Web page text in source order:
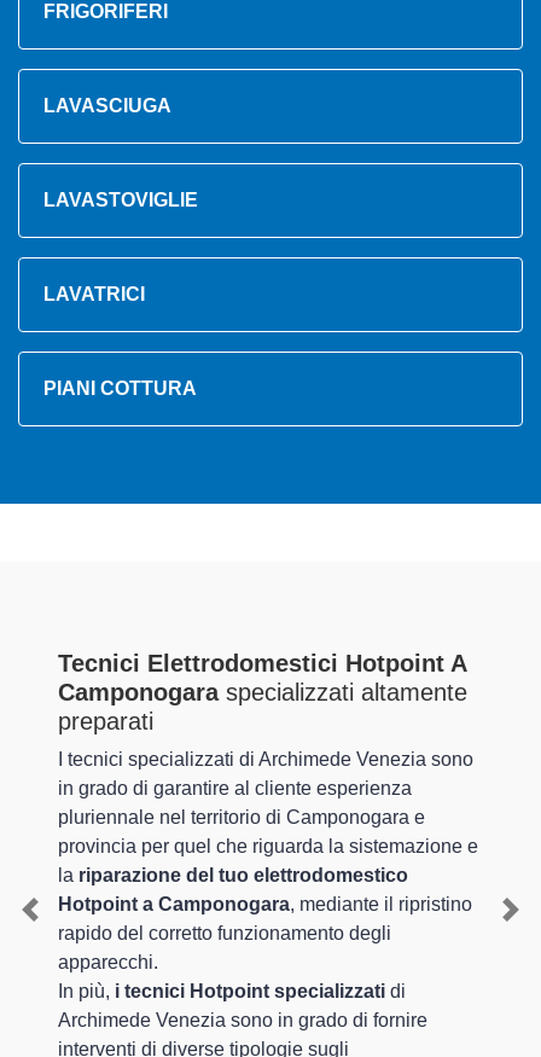
FRIGORIFERI
LAVASCIUGA
LAVASTOVIGLIE
LAVATRICI
PIANI COTTURA
Tecnici Elettrodomestici Hotpoint A
Camponogaraspecializzati altamente
preparati
I tecnici specializzati di Archimede Venezia sono
in grado di garantire al cliente esperienza
pluriennale nel territorio di Camponogara e
provincia per quel che riguarda la sistemazione e
la riparazione del tuo elettrodomestico
Hotpoint a Camponogara, mediante il ripristino
rapido del corretto funzionamento degli
apparecchi.
In più, i tecnici Hotpoint specializzati di
Archimede Venezia sono in grado di fornire
interventi di diverse tipologie sugli
Previous